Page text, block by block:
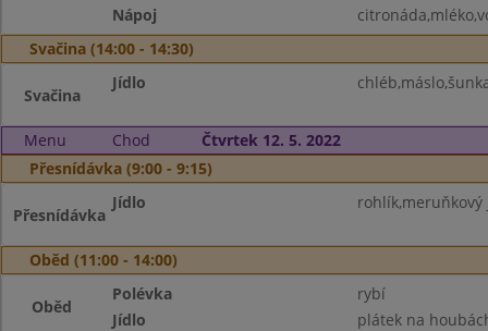
Nápoj
Svačina (14:00 - 14:30)
Svačina
Jídlo
Menu Chod
Čtvrtek 12. 5. 2022
Přesnídávka (9:00 - 9:15)
Přesnídávka
Jídlo rohlík,meruňkový
Oběd (11:00 - 14:00)
Oběd
Polévka
rybí
Jídlo
plátek na